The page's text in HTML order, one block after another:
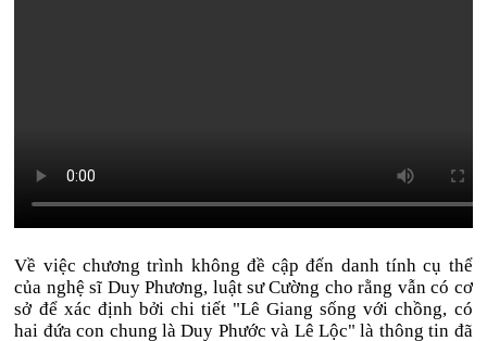
Về việc chương trình không đề cập đến danh tính cụ thể
của nghệ sĩ Duy Phương, luật sư Cường cho rằng vẫn có cơ
sở để xác định bởi chi tiết "Lê Giang sống với chồng, có
hai đứa con chung là Duy Phước và Lê Lộc" là thông tin đã